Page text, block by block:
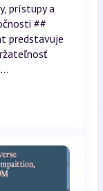
prístupy a
##
predstavuje